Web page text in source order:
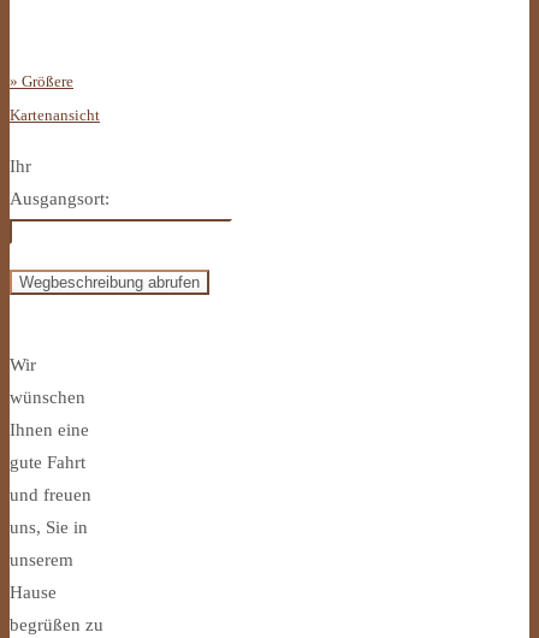
» Größere
Kartenansicht
Ihr
Ausgangsort:
Wir
wünschen
Ihnen eine
gute Fahrt
und freuen
uns, Sie in
unserem
Hause
begrüßen zu